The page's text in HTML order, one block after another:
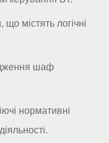
містять логічні
шаф
нормативні